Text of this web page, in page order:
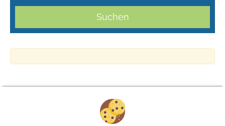
Suchen